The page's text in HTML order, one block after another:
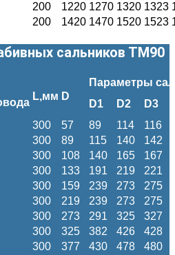
200 1220 1270 1320 1323
200 1420 1470 1520 1523
сальников ТМ90
L,мм D
Параметры
D1
D2 D3
300 57 89 114 116
300 89 115 140 142
300 108 140 165 167
300 133 191 219 221
300 159 239 273 275
300 219 239 273 275
300 273 291 325 327
300 325 382 426 428
300 377 430 478 480